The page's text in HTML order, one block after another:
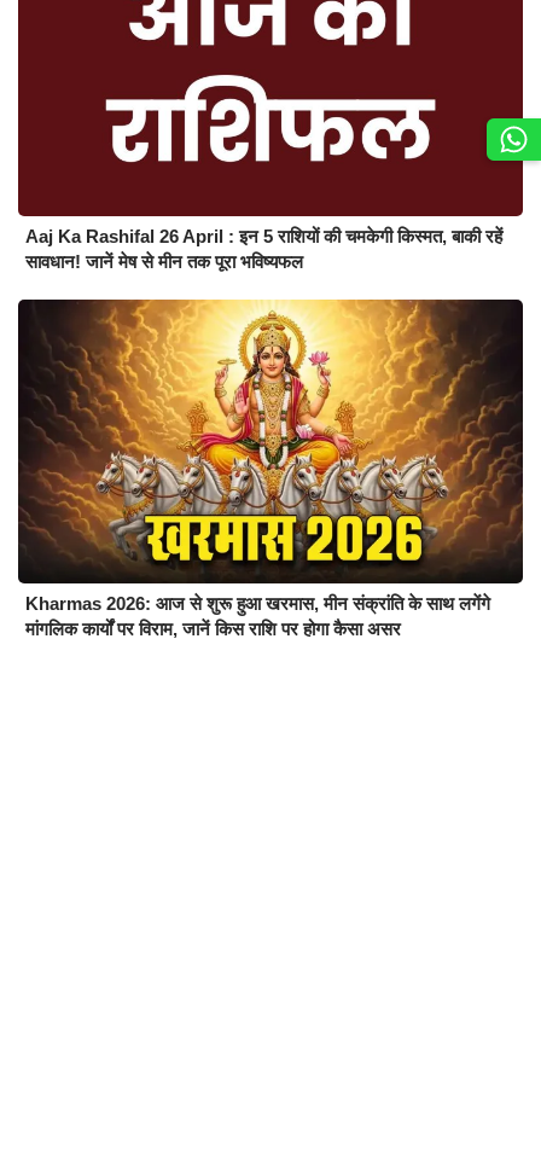
Aaj Ka Rashifal 26 April : इन 5 राशियों की चमकेगी किस्मत, बाकी रहें
सावधान! जानें मेष से मीन तक पूरा भविष्यफल
Kharmas 2026: आज से शुरू हुआ खरमास, मीन संक्रांति के साथ लगेंगे
मांगलिक कार्यों पर विराम, जानें किस राशि पर होगा कैसा असर